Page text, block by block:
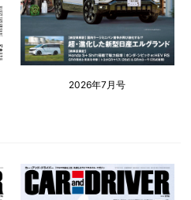
2026年7月号